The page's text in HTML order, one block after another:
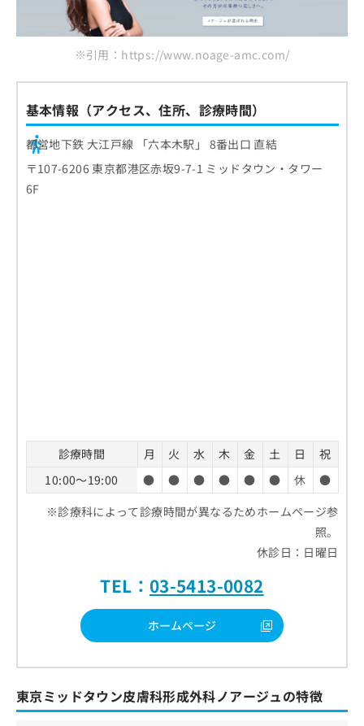
※引用：https://www.noage-amc.com/
基本情報（アクセス、住所、診療時間）
都営地下鉄 大江戸線 「六本木駅」 8番出口 直結
〒107-6206 東京都港区赤坂9-7-1 ミッドタウン・タワー
6F
診療時間 月 火 水 木 金 土 日
祝
10:00～19:00
● ● ● ● ● ● 休
●
※診療科によって診療時間が異なるためホームページ参
照。
休診日：日曜日
TEL： 03-5413-0082
ホームページ
東京ミッドタウン皮膚科形成外科ノアージュの特徴